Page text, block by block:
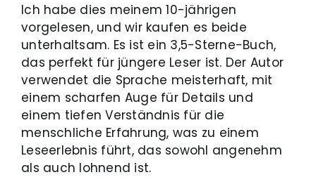
Ich habe dies meinem 10-jährigen
vorgelesen, und wir kaufen es beide
unterhaltsam. Es ist ein 3,5-Sterne-Buch,
das perfekt für jüngere Leser ist. Der Autor
verwendet die Sprache meisterhaft, mit
einem scharfen Auge für Details und
einem tiefen Verständnis für die
menschliche Erfahrung, was zu einem
Leseerlebnis führt, das sowohl angenehm
als auch lohnend ist.